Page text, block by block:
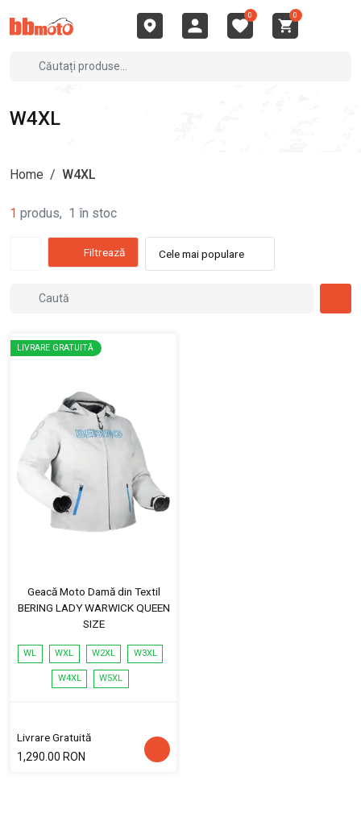
0 0
W4XL
Home / W4XL
1 produs, 1 în stoc
Filtrează Cele mai populare
LIVRARE GRATUITĂ
Geacă Moto Damă din Textil
BERING LADY WARWICK QUEEN
SIZE
WL WXL W2XL W3XL
W4XL W5XL
Livrare Gratuită
1,290.00 RON